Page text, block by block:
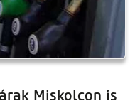
Miskolcon is